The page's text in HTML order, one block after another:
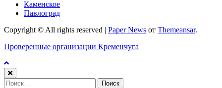
Каменское
Павлоград
Copyright © All rights reserved | Paper News от Themeansar.
Проверенные организации Кременчуга
Найти: